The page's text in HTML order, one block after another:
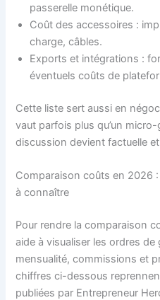
passerelle monétique.
Coût des accessoires :
charge, câbles.
Exports et intégrations :
éventuels coûts de
Cette liste sert aussi en
vaut parfois plus qu’un
discussion devient factuelle
Comparaison coûts en 2026
à connaître
Pour rendre la comparaison
aide à visualiser les ordres de
mensualité, commissions et
chiffres ci-dessous
publiées par Entrepreneur